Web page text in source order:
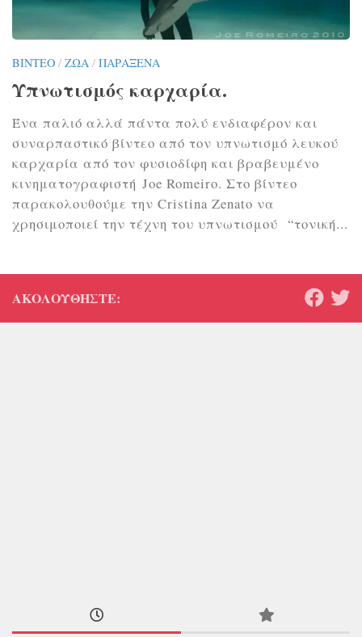
ΒΊΝΤΕΟ / ΖΏΑ / ΠΑΡΆΞΕΝΑ
Υπνωτισμός καρχαρία.
Ένα παλιό αλλά πάντα πολύ ενδιαφέρον και
συναρπαστικό βίντεο από τον υπνωτισμό λευκού
καρχαρία από τον φυσιoδίφη και βραβευμένο
κινηματογραφιστή Joe Romeiro. Στο βίντεο
παρακολουθούμε την Cristina Zenato να
χρησιμοποιεί την τέχνη του υπνωτισμού “τονική...
ΑΚΟΛΟΥΘΉΣΤΕ: